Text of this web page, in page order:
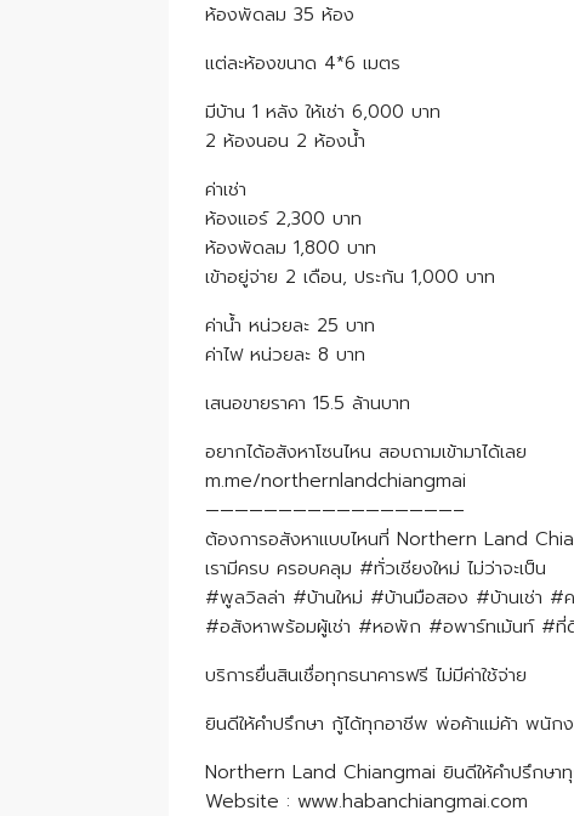
ห้องพัดลม 35 ห้อง​
แต่ละห้องขนาด 4*6 เมตร
​มีบ้าน 1​ หลัง​ ให้เช่า 6,000 บาท
2​ ห้องนอน​ 2​ ห้องน้ำ​
ค่าเช่า
ห้องแอร์ 2,300 บาท
ห้องพัดลม 1,800 บาท
เข้าอยู่จ่าย 2 เดือน, ประกัน 1,000 บาท
ค่าน้ำ หน่วยละ 25 บาท
ค่าไฟ หน่วยละ 8 บาท
เสนอ​ขายราคา​ 15.5​ ล้านบาท
อยากได้อสังหาโซนไหน สอบถามเข้ามาได้เลย
m.me/northernlandchiangmai
—————————————————–
ต้องการอสังหาแบบไหนที่ Northern Land
เรามีครบ ครอบคลุม #ทั่วเชียงใหม่ ไม่ว่าจะเป็น
#พูลวิลล่า #บ้านใหม่ #บ้านมือสอง #บ้านเช่า #
#อสังหาพร้อมผู้เช่า #หอพัก #อพาร์ทเม้นท์ #ที่
บริ​การยื่น​สินเชื่อ​ทุก​ธนาคาร​ฟรี​ ไม่มีค่าใช้จ่าย
ยินดีให้คำปรึกษา กู้ได้ทุกอาชีพ พ่อค้าแม่ค้า พนักง
Northern Land Chiangmai ยินดีให้คำปรึกษ
Website : www.habanchiangmai.com